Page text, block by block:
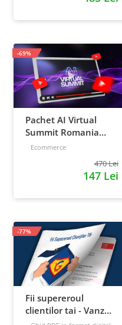
Pachet AI Virtual
Summit Romania
2026: inregistrari +
Ecommerce
470 Lei
147 Lei
-69%
Fii supereroul
clientilor tai - Vanzari
pe pilot automat
-77%